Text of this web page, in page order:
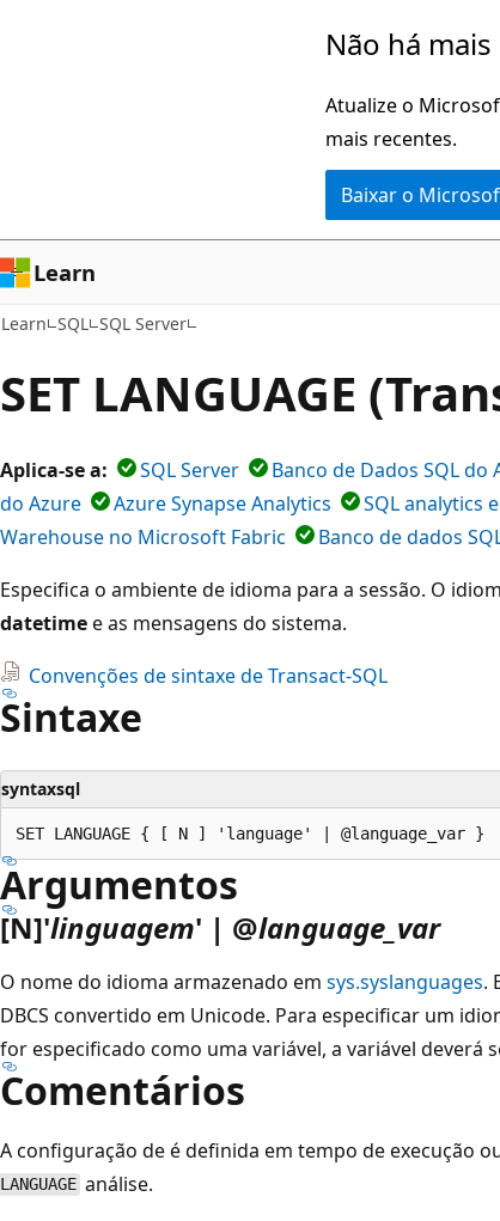
Não há
Atualize o
mais recentes.
Baixar o
Learn
Learn SQL SQL Server
SET LANGUAGE
Aplica-se a: SQL Server Banco de Dados SQL do
do Azure
Azure Synapse Analytics
SQL analytics
Warehouse no Microsoft Fabric
Banco de dados
Especifica o ambiente de idioma para a sessão. O
datetimee as mensagens do sistema.
Convenções de sintaxe de Transact-SQL
Sintaxe
syntaxsql
Argumentos
[N]'linguagem' | @language_var
O nome do idioma armazenado em sys.syslanguages.
DBCS convertido em Unicode. Para especificar um
for especificado como uma variável, a variável deverá
Comentários
A configuração de é definida em tempo de execução
LANGUAGE análise.